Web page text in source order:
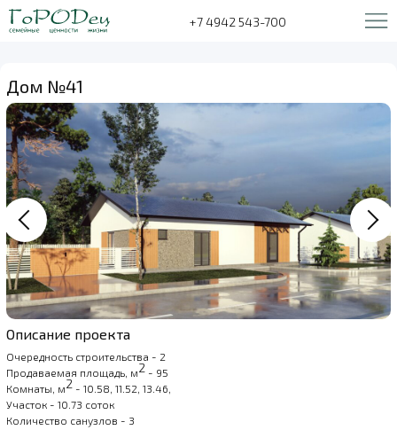
+7 4942 543-700
Дом №41
Описание проекта
Очередность строительства - 2
Продаваемая площадь, м2 - 95
Комнаты, м2 - 10.58, 11.52, 13.46,
Участок - 10.73 соток
Количество санузлов - 3